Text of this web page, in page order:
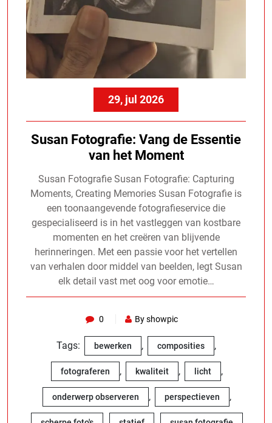
29, jul 2026
Susan Fotografie: Vang de Essentie
van het Moment
Susan Fotografie Susan Fotografie: Capturing
Moments, Creating Memories Susan Fotografie is
een toonaangevende fotografieservice die
gespecialiseerd is in het vastleggen van kostbare
momenten en het creëren van blijvende
herinneringen. Met een passie voor het vertellen
van verhalen door middel van beelden, legt Susan
elk detail vast met oog voor emotie…
0 By showpic
Tags: bewerken , composities ,
fotograferen , kwaliteit , licht ,
onderwerp observeren , perspectieven ,